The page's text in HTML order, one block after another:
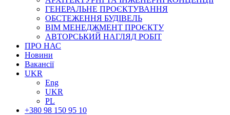
ГЕНЕРАЛЬНЕ ПРОЄКТУВАННЯ
ОБСТЕЖЕННЯ БУДІВЕЛЬ
BIM МЕНЕДЖМЕНТ ПРОЄКТУ
АВТОРСЬКИЙ НАГЛЯД РОБІТ
ПРО НАС
Новини
Вакансії
UKR
Eng
UKR
PL
+380 98 150 95 10